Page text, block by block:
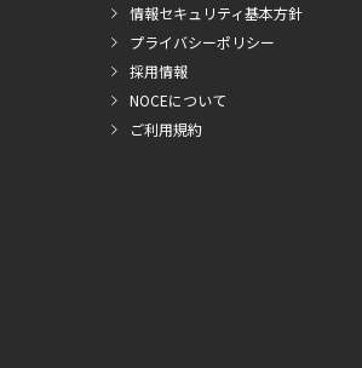
情報セキュリティ基本方針
プライバシーポリシー
採用情報
NOCEについて
ご利用規約